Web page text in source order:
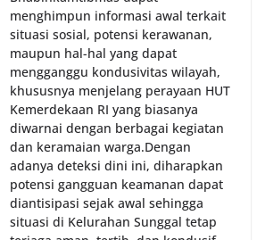
menghimpun informasi awal terkait
situasi sosial, potensi kerawanan,
maupun hal-hal yang dapat
mengganggu kondusivitas wilayah,
khususnya menjelang perayaan HUT
Kemerdekaan RI yang biasanya
diwarnai dengan berbagai kegiatan
dan keramaian warga.‎‎Dengan
adanya deteksi dini ini, diharapkan
potensi gangguan keamanan dapat
diantisipasi sejak awal sehingga
situasi di Kelurahan Sunggal tetap